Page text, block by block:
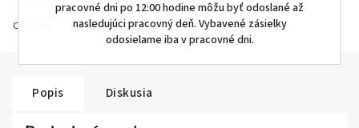
pracovné dni po 12:00 hodine môžu byť odoslané až
nasledujúci pracovný deň. Vybavené zásielky
odosielame iba v pracovné dni.
Opýtať sa Strážiť Zdieľať
Popis Diskusia